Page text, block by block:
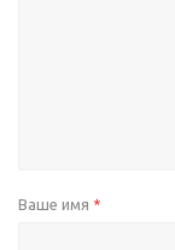
Ваше имя *